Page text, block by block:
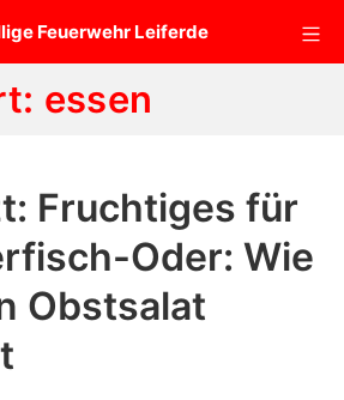
Feuerwehr Leiferde
essen
Fruchtiges für
Oder: Wie
Obstsalat